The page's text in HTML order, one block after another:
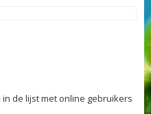
de lijst met online gebruikers